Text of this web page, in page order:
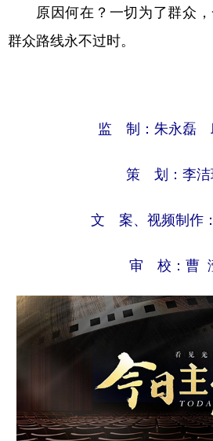
原因何在？一切为了群众
群众路线永不过时。
监 制：朱永磊
策 划：李洁
文 案、视频制作
审 校：曹